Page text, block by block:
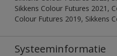
Sikkens Colour Futures 2021,
Colour Futures 2019, Sikkens
Systeeminformatie